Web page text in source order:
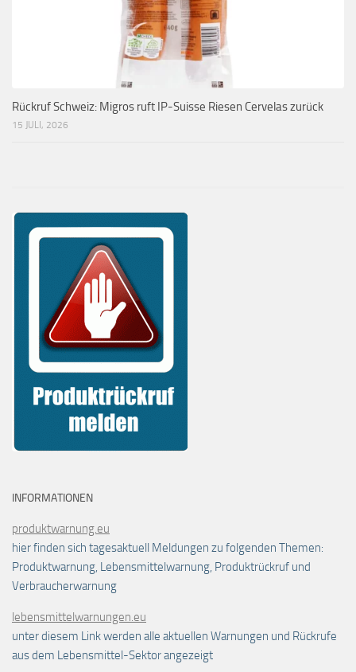
Rückruf Schweiz: Migros ruft IP-Suisse Riesen Cervelas zurück
15 JULI, 2026
INFORMATIONEN
produktwarnung.eu
hier finden sich tagesaktuell Meldungen zu folgenden Themen:
Produktwarnung, Lebensmittelwarnung, Produktrückruf und
Verbraucherwarnung
lebensmittelwarnungen.eu
unter diesem Link werden alle aktuellen Warnungen und Rückrufe
aus dem Lebensmittel-Sektor angezeigt